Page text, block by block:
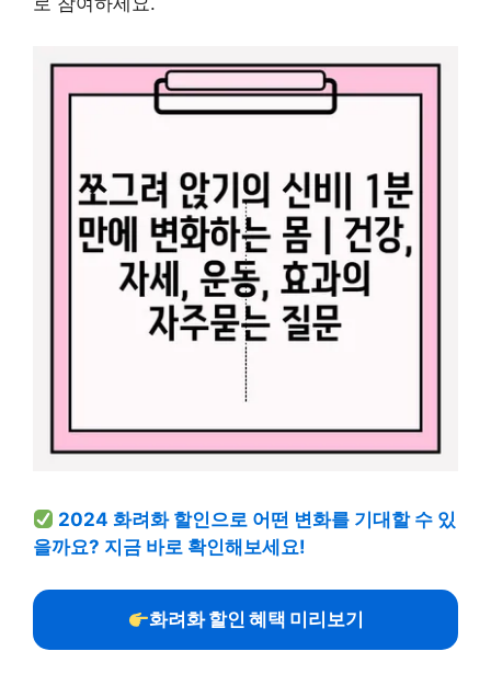
2024 화려화 할인으로 어떤 변화를 기대할 수 있
을까요? 지금 바로 확인해보세요!
화려화 할인 혜택 미리보기